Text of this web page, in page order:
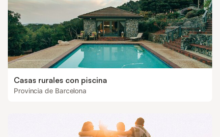
Casas rurales con piscina
Provincia de Barcelona